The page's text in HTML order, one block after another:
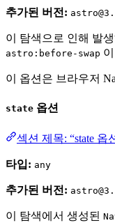
추가된 버전:
이 탐색으로 인해 발
astro:before-swap
이 옵션은 브라우저
state 옵션
섹션 제목: “state 옵
타입: any
추가된 버전:
이 탐색에서 생성된